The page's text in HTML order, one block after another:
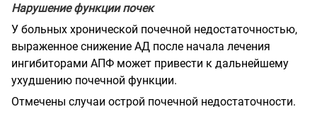
Нарушение функции почек
У больных хронической почечной недостаточностью,
выраженное снижение АД после начала лечения
ингибиторами АПФ может привести к дальнейшему
ухудшению почечной функции.
Отмечены случаи острой почечной недостаточности.